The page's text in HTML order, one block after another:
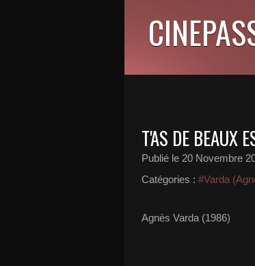
T'AS DE BEAUX
Publié le 20 Novembre
Catégories : #Varda
Agnès Varda (1986)